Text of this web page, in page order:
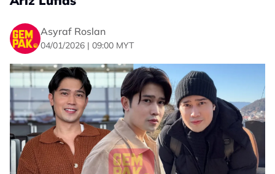
Asyraf Roslan
04/01/2026 | 09:00 MYT